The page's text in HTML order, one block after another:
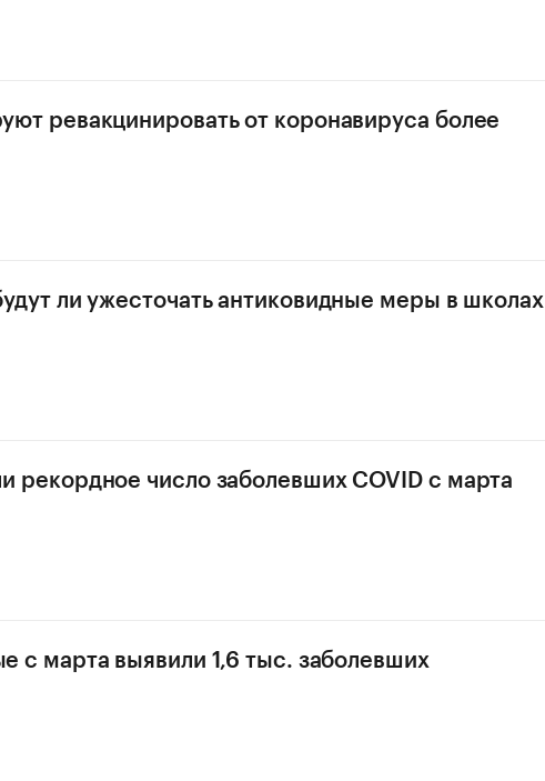
ревакцинировать от коронавируса более
ли ужесточать антиковидные меры в школах
рекордное число заболевших COVID с марта
с марта выявили 1,6 тыс. заболевших